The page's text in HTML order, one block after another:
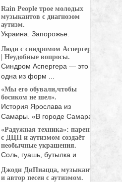
шести рукопожатий стало
– ...
Rain People трое молодых
музыкантов с диагнозом
аутизм.
Украина. Запорожье.
комплекс ЗАПОРОЖСКАЯ
...
Люди с синдромом Аспергера
| Неудобные вопросы.
Синдром Аспергера — это
одна из форм ...
«Мы его обували,чтобы
босиком не шел».
История Ярослава из
Самары. «В городе Самара,
который ...
«Радужная техника»: парень
с ДЦП и аутизмом создаёт
необычные украшения.
Соль, гуашь, бутылка и
Джоди ДиПиацца, музыкант
и автор песен с аутизмом.